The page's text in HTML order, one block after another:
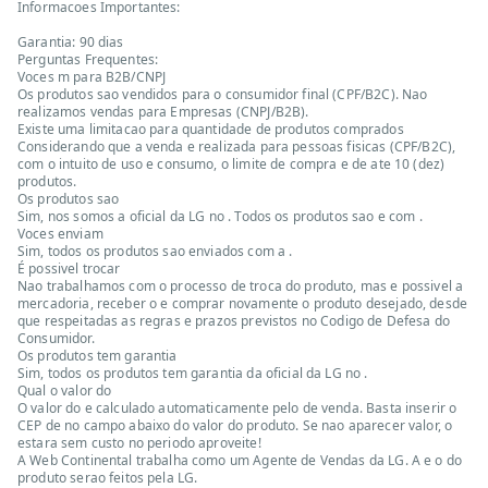
Informacoes Importantes:
Garantia: 90 dias
Perguntas Frequentes:
Voces m para B2B/CNPJ
Os produtos sao vendidos para o consumidor final (CPF/B2C). Nao
realizamos vendas para Empresas (CNPJ/B2B).
Existe uma limitacao para quantidade de produtos comprados
Considerando que a venda e realizada para pessoas fisicas (CPF/B2C),
com o intuito de uso e consumo, o limite de compra e de ate 10 (dez)
produtos.
Os produtos sao
Sim, nos somos a oficial da LG no . Todos os produtos sao e com .
Voces enviam
Sim, todos os produtos sao enviados com a .
É possivel trocar
Nao trabalhamos com o processo de troca do produto, mas e possivel a
mercadoria, receber o e comprar novamente o produto desejado, desde
que respeitadas as regras e prazos previstos no Codigo de Defesa do
Consumidor.
Os produtos tem garantia
Sim, todos os produtos tem garantia da oficial da LG no .
Qual o valor do
O valor do e calculado automaticamente pelo de venda. Basta inserir o
CEP de no campo abaixo do valor do produto. Se nao aparecer valor, o
estara sem custo no periodo aproveite!
A Web Continental trabalha como um Agente de Vendas da LG. A e o do
produto serao feitos pela LG.